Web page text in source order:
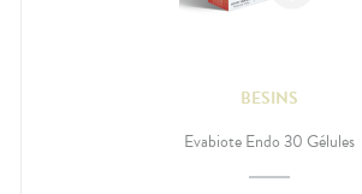
BESINS
Evabiote Endo 30 Gélules